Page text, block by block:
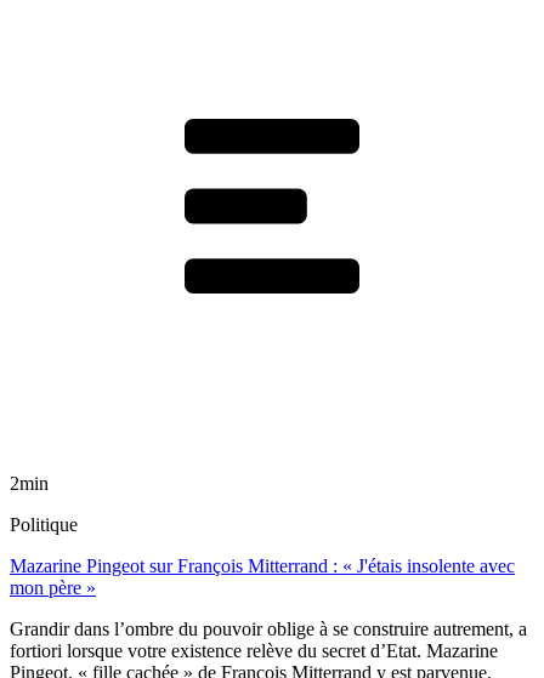
2min
Politique
Mazarine Pingeot sur François Mitterrand : « J'étais insolente avec
mon père »
Grandir dans l’ombre du pouvoir oblige à se construire autrement, a
fortiori lorsque votre existence relève du secret d’Etat. Mazarine
Pingeot, « fille cachée » de François Mitterrand y est parvenue.